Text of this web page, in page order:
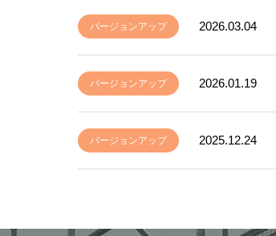
バージョンアップ 2026.03.04
バージョンアップ 2026.01.19
バージョンアップ 2025.12.24